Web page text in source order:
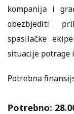
kompanija i
obezbjediti
spasilačke
situacije potrage
Potrebna
Potrebno: